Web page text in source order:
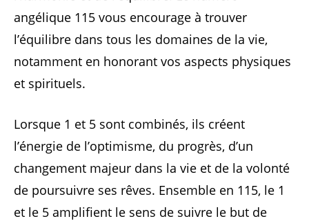
angélique 115 vous encourage à trouver
l’équilibre dans tous les domaines de la vie,
notamment en honorant vos aspects physiques
et spirituels.
Lorsque 1 et 5 sont combinés, ils créent
l’énergie de l’optimisme, du progrès, d’un
changement majeur dans la vie et de la volonté
de poursuivre ses rêves. Ensemble en 115, le 1
et le 5 amplifient le sens de suivre le but de